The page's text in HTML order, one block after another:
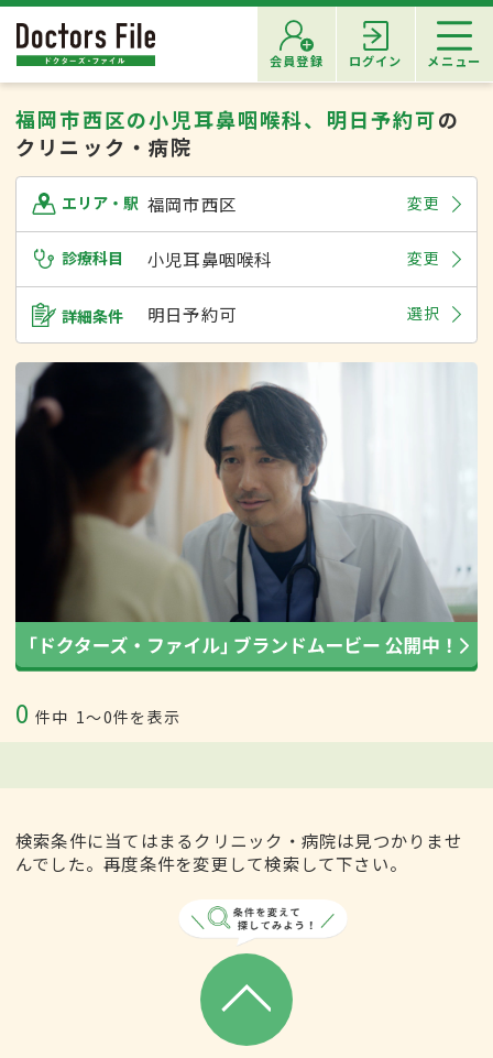
会員登録 ログイン メニュー
福岡市西区の小児耳鼻咽喉科、明日予約可の
クリニック・病院
エリア・駅 福岡市西区 変更
診療科目 小児耳鼻咽喉科 変更
詳細条件 明日予約可 選択
0 件中 1〜0件を表示
検索条件に当てはまるクリニック・病院は見つかりませ
んでした。再度条件を変更して検索して下さい。